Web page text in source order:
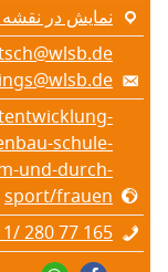
نمایش در
schule-
und-durch-
sport/frauen
280 77 165